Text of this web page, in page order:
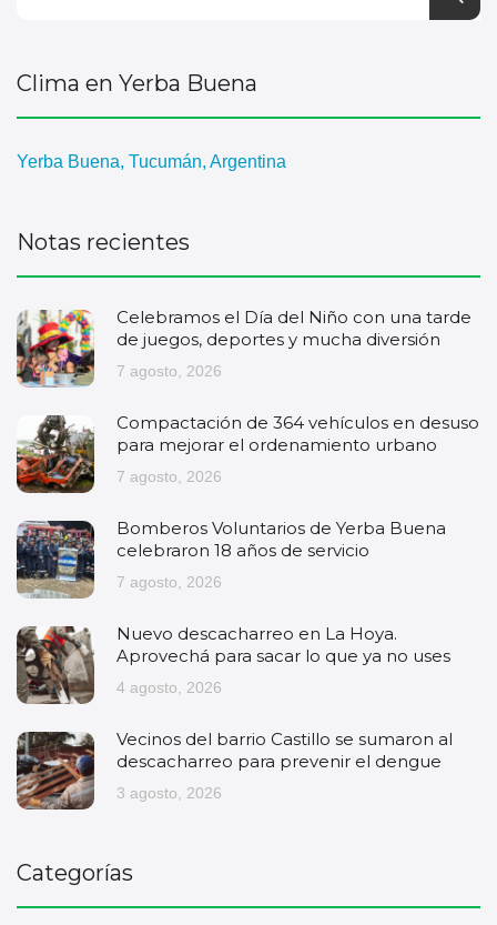
Clima en Yerba Buena
Yerba Buena, Tucumán, Argentina
Notas recientes
Celebramos el Día del Niño con una tarde
de juegos, deportes y mucha diversión
7 agosto, 2026
Compactación de 364 vehículos en desuso
para mejorar el ordenamiento urbano
7 agosto, 2026
Bomberos Voluntarios de Yerba Buena
celebraron 18 años de servicio
7 agosto, 2026
Nuevo descacharreo en La Hoya.
Aprovechá para sacar lo que ya no uses
4 agosto, 2026
Vecinos del barrio Castillo se sumaron al
descacharreo para prevenir el dengue
3 agosto, 2026
Categorías